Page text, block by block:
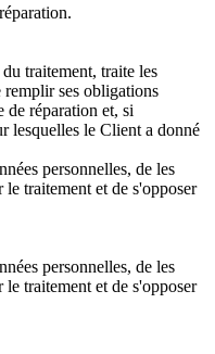
traitement, traite les
ses obligations
de réparation et, si
lesquelles le Client a donné
personnelles, de les
traitement et de s'opposer
personnelles, de les
traitement et de s'opposer